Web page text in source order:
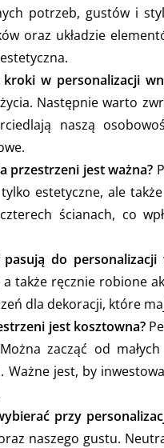
potrzeb, gustów i
oraz układzie
kroki w personalizacji
Następnie warto
naszą
przestrzeni jest ważna?
estetyczne, ale
ścianach, co
do personalizacji
także ręcznie robione
dla dekoracji, które
jest kosztowna?
zacząć od
jest, by
przy
naszego gustu.